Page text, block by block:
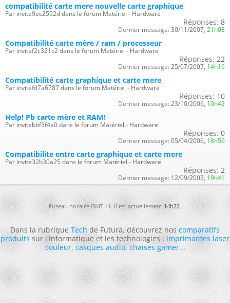
compatibilité carte mere nouvelle carte graphique
Par invite9ec2592d dans le forum Matériel - Hardware
Réponses: 8
Dernier message: 30/11/2007, 21h08
Compatibilité carte mère / ram / processeur
Par invitef2c321c2 dans le forum Matériel - Hardware
Réponses: 22
Dernier message: 25/07/2007, 14h16
Compatibilité carte graphique et carte mere
Par invitefd7a6787 dans le forum Matériel - Hardware
Réponses: 10
Dernier message: 23/10/2006, 10h42
Help! Pb carte mère et RAM!
Par invitebbf3f4a0 dans le forum Matériel - Hardware
Réponses: 0
Dernier message: 05/04/2006, 18h56
Compatibilite entre carte graphique et carte mere
Par invite32b30a25 dans le forum Matériel - Hardware
Réponses: 2
Dernier message: 12/09/2003, 19h41
Fuseau horaire GMT +1. Il est actuellement14h22.
Dans la rubriqueTechde Futura, découvrez noscomparatifs
produitssur l'informatique et les technologies :imprimantes laser
couleur,casques audio,chaises gamer...